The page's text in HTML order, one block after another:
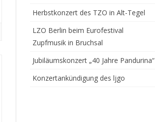
Herbstkonzert des TZO in Alt-Tegel
LZO Berlin beim Eurofestival
Zupfmusik in Bruchsal
Jubiläumskonzert „40 Jahre Pandurina“
Konzertankündigung des ljgo